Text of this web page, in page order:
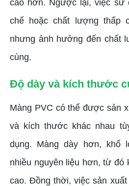
cao hơn. Ngược lại, việc sử
chế hoặc chất lượng thấp
nhưng ảnh hưởng đến chất
cùng.
Độ dày và kích thước
Màng PVC có thể được sản
và kích thước khác nhau
dụng. Màng dày hơn, khổ
nhiều nguyên liệu hơn, từ đó
cao. Đồng thời, việc sản